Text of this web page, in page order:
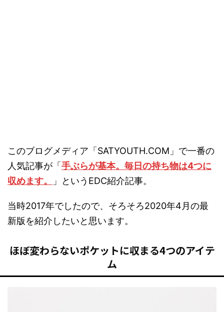
このブログメディア「SATYOUTH.COM」で一番の
人気記事が「 手ぶらが基本。毎日の持ち物は4つに
収めます。
」というEDC紹介記事。
当時2017年でしたので、そろそろ2020年4月の最
新版を紹介したいと思います。
ほぼ変わらないポケットに収まる4つのアイテ
ム